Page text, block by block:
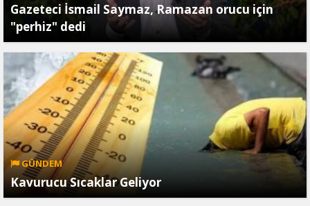
Gazeteci İsmail Saymaz, Ramazan orucu için
"perhiz" dedi
GÜNDEM
Kavurucu Sıcaklar Geliyor